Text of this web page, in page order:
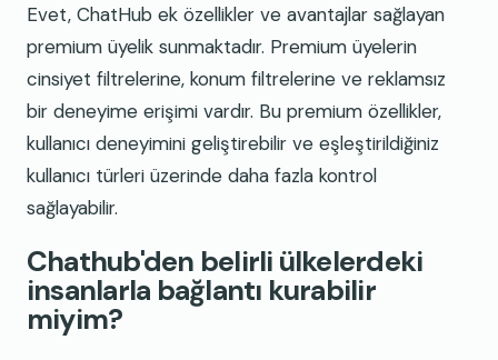
Evet, ChatHub ek özellikler ve avantajlar sağlayan
premium üyelik sunmaktadır. Premium üyelerin
cinsiyet filtrelerine, konum filtrelerine ve reklamsız
bir deneyime erişimi vardır. Bu premium özellikler,
kullanıcı deneyimini geliştirebilir ve eşleştirildiğiniz
kullanıcı türleri üzerinde daha fazla kontrol
sağlayabilir.
Chathub'den belirli ülkelerdeki
insanlarla bağlantı kurabilir
miyim?